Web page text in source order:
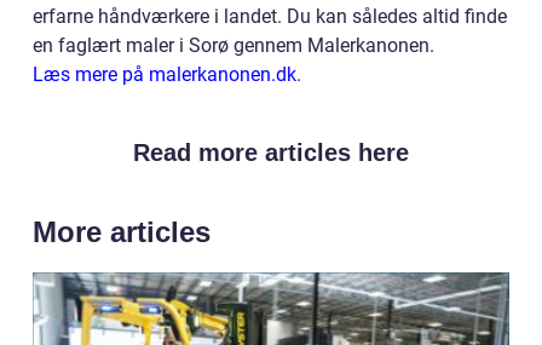
erfarne håndværkere i landet. Du kan således altid finde
en faglært maler i Sorø gennem Malerkanonen.
Læs mere på malerkanonen.dk.
Read more articles here
More articles